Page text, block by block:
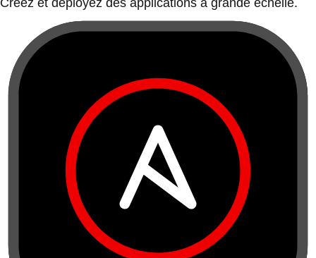
Créez et déployez des applications à grande échelle.